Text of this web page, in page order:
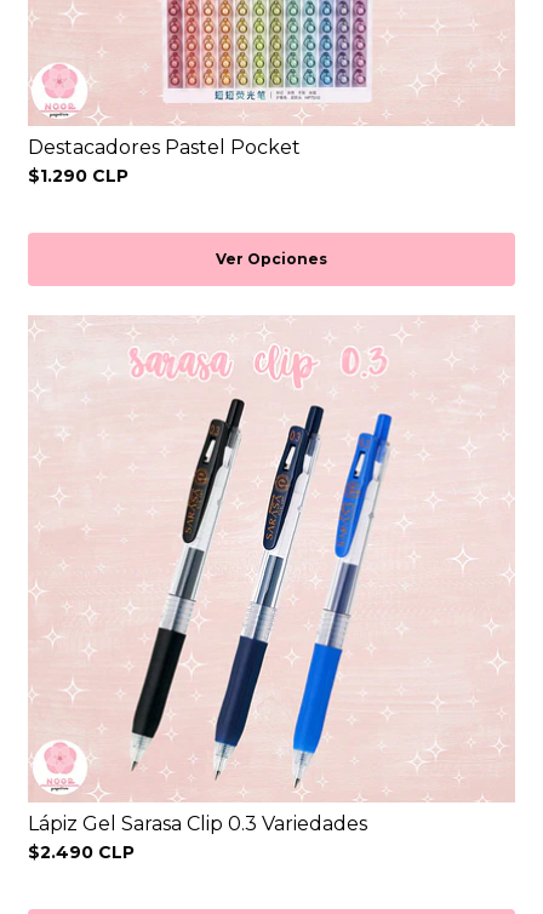
Destacadores Pastel Pocket
$1.290 CLP
Ver Opciones
Lápiz Gel Sarasa Clip 0.3 Variedades
$2.490 CLP